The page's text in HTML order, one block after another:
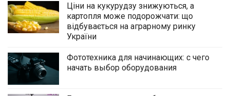
Ціни на кукурудзу знижуються, а
картопля може подорожчати: що
відбувається на аграрному ринку
України
Фототехника для начинающих: с чего
начать выбор оборудования